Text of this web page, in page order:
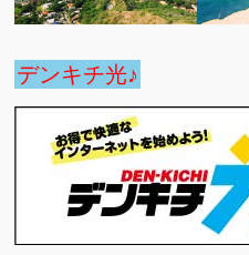
デンキチ光♪